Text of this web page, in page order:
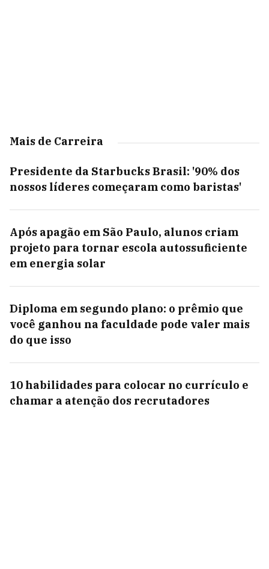
Mais de Carreira
Presidente da Starbucks Brasil: '90% dos
nossos líderes começaram como baristas'
Após apagão em São Paulo, alunos criam
projeto para tornar escola autossuficiente
em energia solar
Diploma em segundo plano: o prêmio que
você ganhou na faculdade pode valer mais
do que isso
10 habilidades para colocar no currículo e
chamar a atenção dos recrutadores